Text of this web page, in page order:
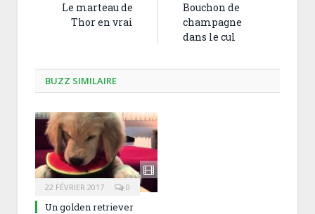
Le marteau de
Thor en vrai
Bouchon de
champagne
dans le cul
BUZZ SIMILAIRE
22 FÉVRIER 2017 0
Un golden retriever